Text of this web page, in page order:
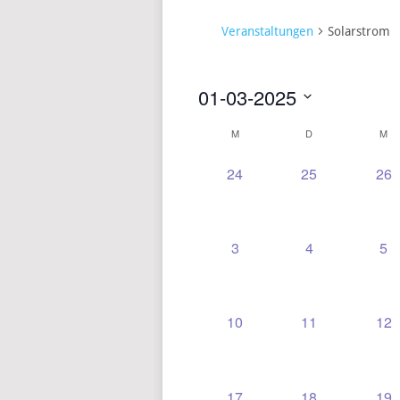
Veranstaltungen Solarstrom
01-03-2025
wählen.
KALENDER
VON
M D M
0
24
0
25
0
26
0
3
0
4
0
5
0
10
0
11
0
12
0
0
0